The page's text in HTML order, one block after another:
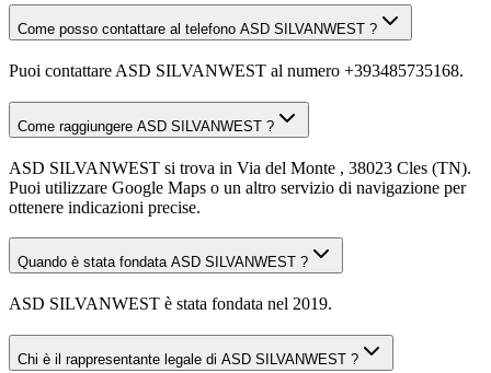
Come posso contattare al telefono ASD SILVANWEST ?
Puoi contattare ASD SILVANWEST al numero +393485735168.
Come raggiungere ASD SILVANWEST ?
ASD SILVANWEST si trova in Via del Monte , 38023 Cles (TN).
Puoi utilizzare Google Maps o un altro servizio di navigazione per
ottenere indicazioni precise.
Quando è stata fondata ASD SILVANWEST ?
ASD SILVANWEST è stata fondata nel 2019.
Chi è il rappresentante legale di ASD SILVANWEST ?